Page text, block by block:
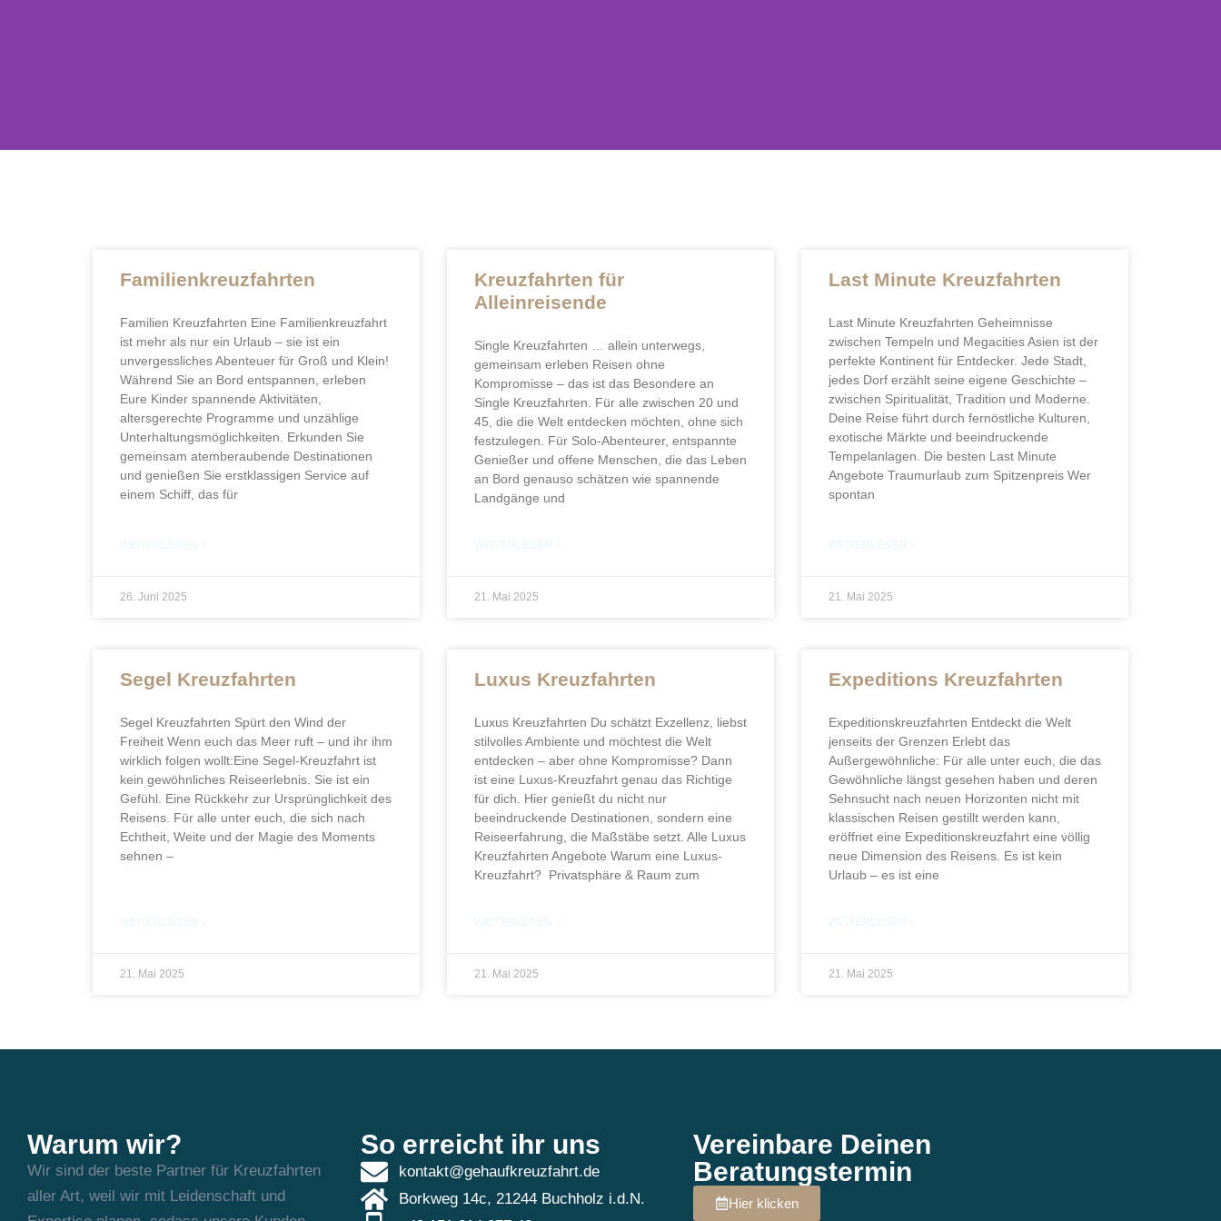
SCHLAGEN
Vertraue auf persönliche Betreuung und Expertise, die Dich versteht und Dir den Urlaub ermöglicht, den Du verdienst.
Gemeinsam gestalten wir Deine nächste Traumreise, die genau zu Dir passt!
Hier Kreuzfahrt buchen
Familienkreuzfahrten
Familien Kreuzfahrten Eine Familienkreuzfahrt
ist mehr als nur ein Urlaub – sie ist ein
unvergessliches Abenteuer für Groß und Klein!
Während Sie an Bord entspannen, erleben
Eure Kinder spannende Aktivitäten,
altersgerechte Programme und unzählige
Unterhaltungsmöglichkeiten. Erkunden Sie
gemeinsam atemberaubende Destinationen
und genießen Sie erstklassigen Service auf
einem Schiff, das für
26. Juni 2025
Kreuzfahrten für
Alleinreisende
Single Kreuzfahrten … allein unterwegs,
gemeinsam erleben Reisen ohne
Kompromisse – das ist das Besondere an
Single Kreuzfahrten. Für alle zwischen 20 und
45, die die Welt entdecken möchten, ohne sich
festzulegen. Für Solo-Abenteurer, entspannte
Genießer und offene Menschen, die das Leben
an Bord genauso schätzen wie spannende
Landgänge und
21. Mai 2025
Last Minute Kreuzfahrten
Last Minute Kreuzfahrten Geheimnisse
zwischen Tempeln und Megacities Asien ist der
perfekte Kontinent für Entdecker. Jede Stadt,
jedes Dorf erzählt seine eigene Geschichte –
zwischen Spiritualität, Tradition und Moderne.
Deine Reise führt durch fernöstliche Kulturen,
exotische Märkte und beeindruckende
Tempelanlagen. Die besten Last Minute
Angebote​ Traumurlaub zum Spitzenpreis Wer
spontan
21. Mai 2025
Segel Kreuzfahrten
Segel Kreuzfahrten Spürt den Wind der
Freiheit Wenn euch das Meer ruft – und ihr ihm
wirklich folgen wollt:Eine Segel-Kreuzfahrt ist
kein gewöhnliches Reiseerlebnis. Sie ist ein
Gefühl. Eine Rückkehr zur Ursprünglichkeit des
Reisens. Für alle unter euch, die sich nach
Echtheit, Weite und der Magie des Moments
sehnen –
21. Mai 2025
Luxus Kreuzfahrten
Luxus Kreuzfahrten Du schätzt Exzellenz, liebst
stilvolles Ambiente und möchtest die Welt
entdecken – aber ohne Kompromisse? Dann
ist eine Luxus-Kreuzfahrt genau das Richtige
für dich. Hier genießt du nicht nur
beeindruckende Destinationen, sondern eine
Reiseerfahrung, die Maßstäbe setzt. Alle Luxus
Kreuzfahrten Angebote Warum eine Luxus-
Kreuzfahrt? Privatsphäre & Raum zum
21. Mai 2025
Expeditions Kreuzfahrten
Expeditionskreuzfahrten Entdeckt die Welt
jenseits der Grenzen Erlebt das
Außergewöhnliche: Für alle unter euch, die das
Gewöhnliche längst gesehen haben und deren
Sehnsucht nach neuen Horizonten nicht mit
klassischen Reisen gestillt werden kann,
eröffnet eine Expeditionskreuzfahrt eine völlig
neue Dimension des Reisens. Es ist kein
Urlaub – es ist eine
21. Mai 2025
Warum wir?
Wir sind der beste Partner für Kreuzfahrten
aller Art, weil wir mit Leidenschaft und
So erreicht ihr uns
kontakt@gehaufkreuzfahrt.de
Borkweg 14c, 21244 Buchholz i.d.N.
Vereinbare Deinen
Beratungstermin
Hier klicken